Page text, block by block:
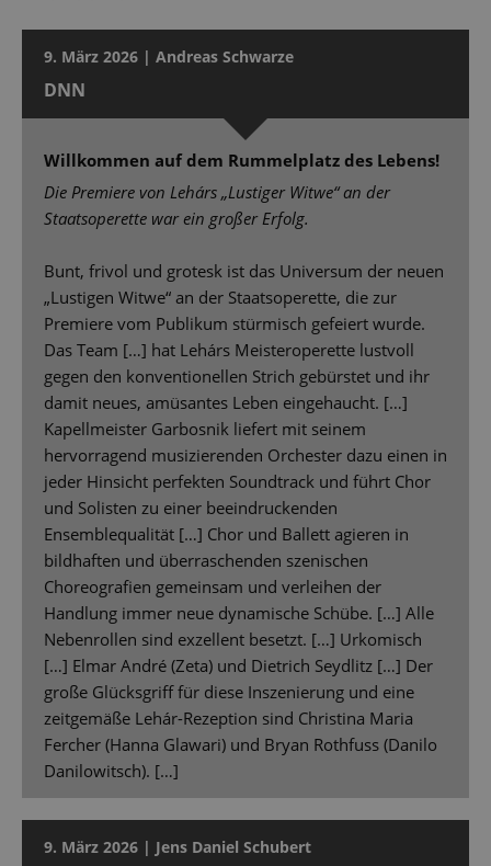
9. März 2026 | Andreas Schwarze
DNN
Willkommen auf dem Rummelplatz des Lebens!
Die Premiere von Lehárs „Lustiger Witwe“ an der
Staatsoperette war ein großer Erfolg.
Bunt, frivol und grotesk ist das Universum der neuen
„Lustigen Witwe“ an der Staatsoperette, die zur
Premiere vom Publikum stürmisch gefeiert wurde.
Das Team […] hat Lehárs Meisteroperette lustvoll
gegen den konventionellen Strich gebürstet und ihr
damit neues, amüsantes Leben eingehaucht. […]
Kapellmeister Garbosnik liefert mit seinem
hervorragend musizierenden Orchester dazu einen in
jeder Hinsicht perfekten Soundtrack und führt Chor
und Solisten zu einer beeindruckenden
Ensemblequalität […] Chor und Ballett agieren in
bildhaften und überraschenden szenischen
Choreografien gemeinsam und verleihen der
Handlung immer neue dynamische Schübe. […] Alle
Nebenrollen sind exzellent besetzt. […] Urkomisch
[…] Elmar André (Zeta) und Dietrich Seydlitz […] Der
große Glücksgriff für diese Inszenierung und eine
zeitgemäße Lehár-Rezeption sind Christina Maria
Fercher (Hanna Glawari) und Bryan Rothfuss (Danilo
Danilowitsch). […]
9. März 2026 | Jens Daniel Schubert